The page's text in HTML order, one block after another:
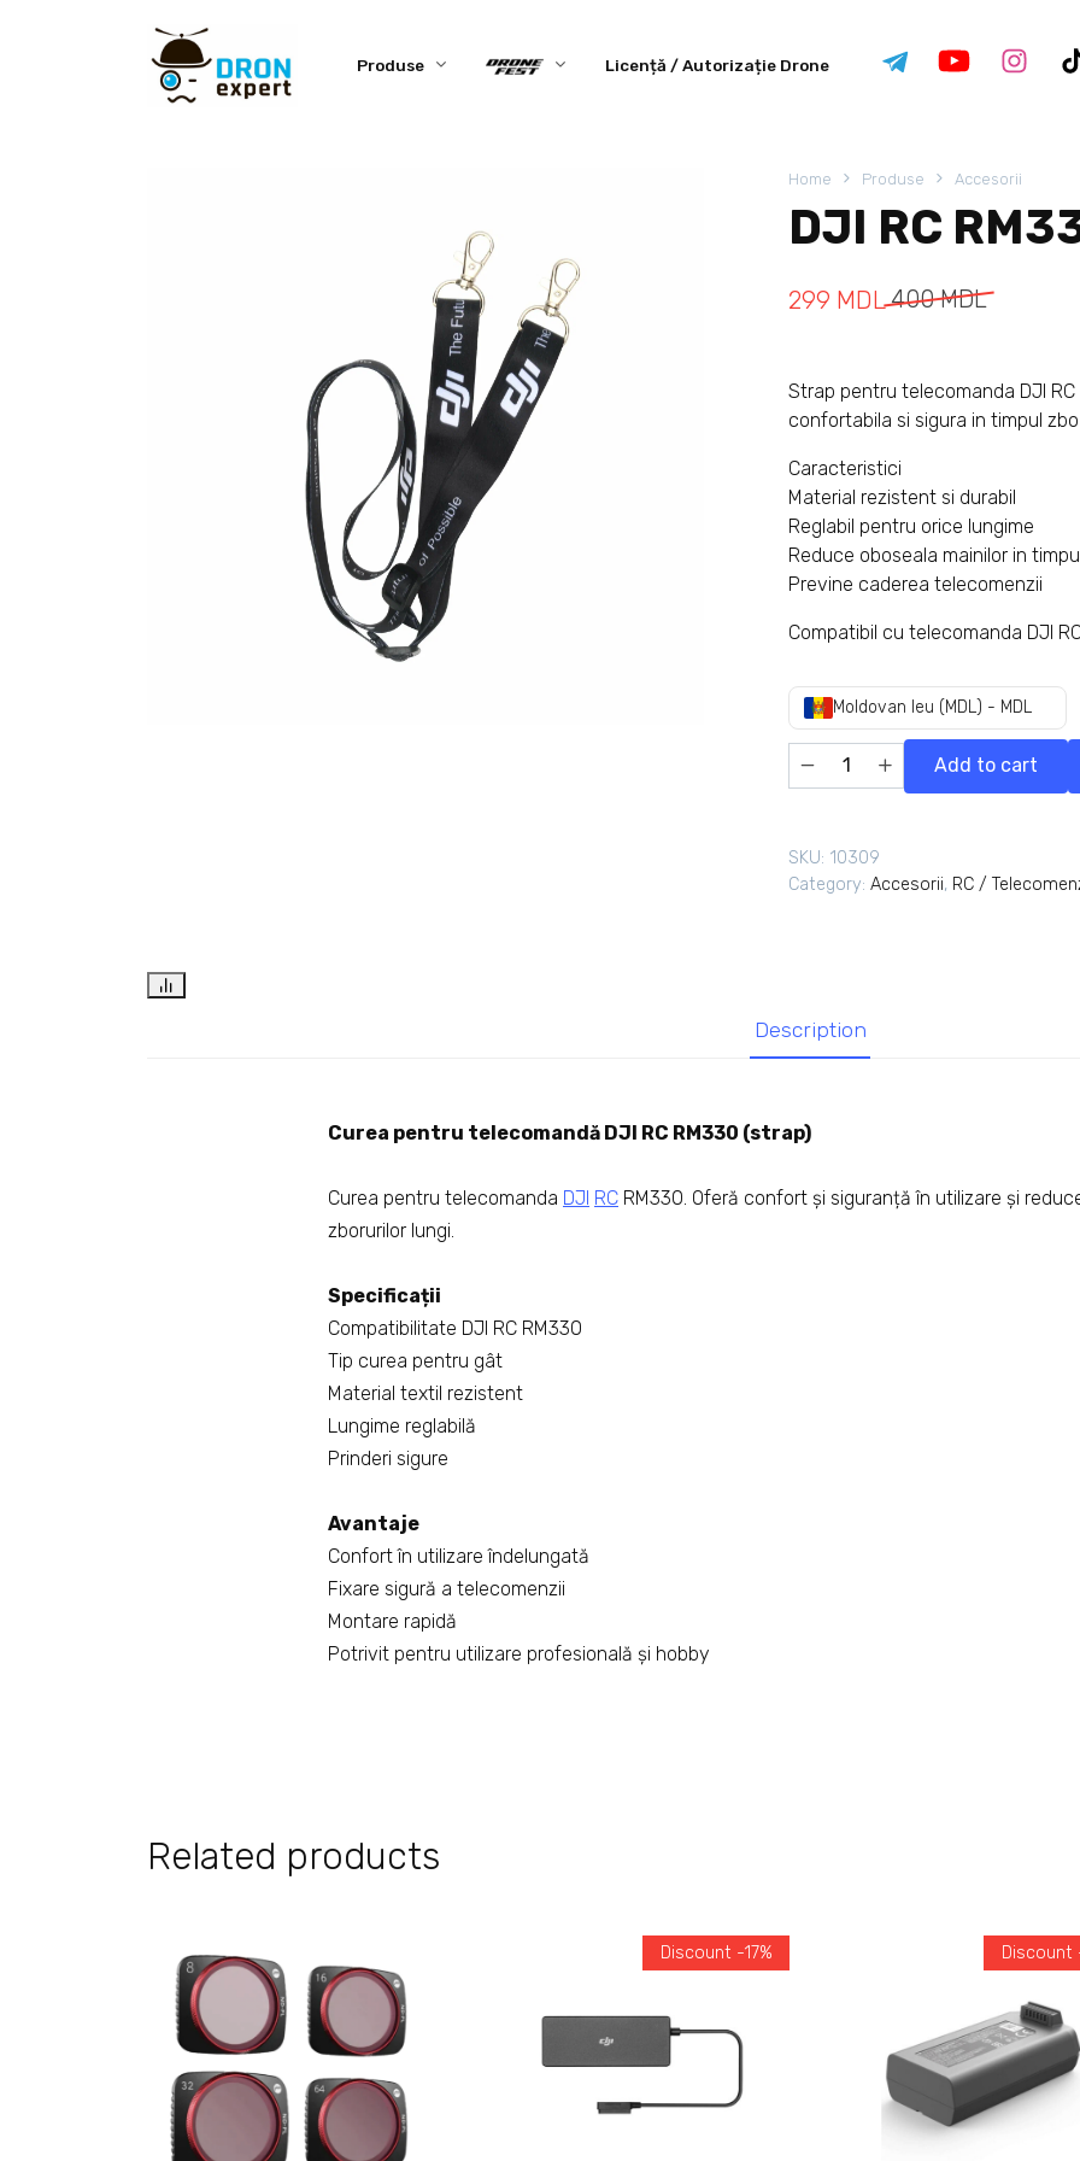
Produse Licență / Autorizație Drone
Home Produse Accesorii
DJI RC
400MDL
299 MDL
Strap pentru telecomanda DJI
confortabila si sigura in timpul
Caracteristici
Material rezistent si durabil
Reglabil pentru orice lungime
Reduce oboseala mainilor in
Previne caderea telecomenzii
Compatibil cu telecomanda DJI
Moldovan leu (MDL) - MDL
Add to cart
SKU: 10309
Category: Accesorii, RC /
Description
Curea pentru telecomandă DJI RC RM330 (strap)
Curea pentru telecomanda DJI RC RM330. Oferă confort și siguranță în utilizare și
zborurilor lungi.
Specificații
Compatibilitate DJI RC RM330
Tip curea pentru gât
Material textil rezistent
Lungime reglabilă
Prinderi sigure
Avantaje
Confort în utilizare îndelungată
Fixare sigură a telecomenzii
Montare rapidă
Potrivit pentru utilizare profesională și hobby
Related products
Discount -17% Discount